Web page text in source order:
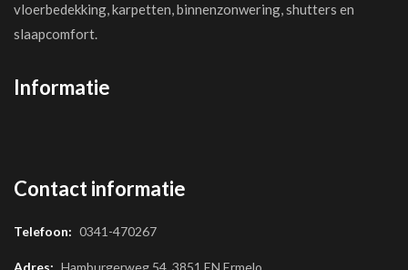
vloerbedekking, karpetten, binnenzonwering, shutters en
slaapcomfort.
Informatie
Contact informatie
Telefoon: 0341-470267
Adres: Hamburgerweg 54, 3851 EN Ermelo